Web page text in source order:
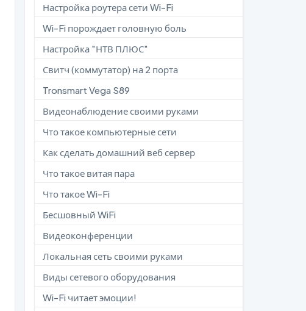
Настройка роутера сети Wi-Fi
Wi-Fi порождает головную боль
Настройка "НТВ ПЛЮС"
Свитч (коммутатор) на 2 порта
Tronsmart Vega S89
Видеонаблюдение своими руками
Что такое компьютерные сети
Как сделать домашний веб сервер
Что такое витая пара
Что такое Wi-Fi
Бесшовный WiFi
Видеоконференции
Локальная сеть своими руками
Виды сетевого оборудования
Wi-Fi читает эмоции!